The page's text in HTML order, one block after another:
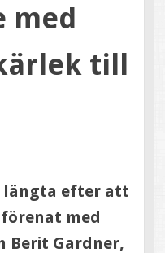
med
till
längta efter att
med
Berit Gardner,